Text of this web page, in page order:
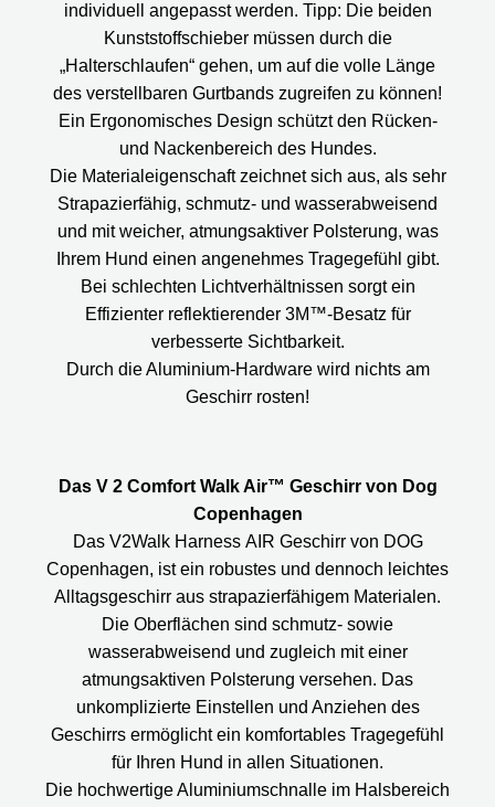
individuell angepasst werden. Tipp: Die beiden
Kunststoffschieber müssen durch die
„Halterschlaufen“ gehen, um auf die volle Länge
des verstellbaren Gurtbands zugreifen zu können!
Ein Ergonomisches Design schützt den Rücken-
und Nackenbereich des Hundes.
Die Materialeigenschaft zeichnet sich aus, als sehr
Strapazierfähig, schmutz- und wasserabweisend
und mit weicher, atmungsaktiver Polsterung, was
Ihrem Hund einen angenehmes Tragegefühl gibt.
Bei schlechten Lichtverhältnissen sorgt ein
Effizienter reflektierender 3M™-Besatz für
verbesserte Sichtbarkeit.
Durch die Aluminium-Hardware wird nichts am
Geschirr rosten!
Das V 2 Comfort Walk Air™ Geschirr von Dog
Copenhagen
Das V2Walk Harness AIR Geschirr von DOG
Copenhagen, ist ein robustes und dennoch leichtes
Alltagsgeschirr aus strapazierfähigem Materialen.
Die Oberflächen sind schmutz- sowie
wasserabweisend und zugleich mit einer
atmungsaktiven Polsterung versehen. Das
unkomplizierte Einstellen und Anziehen des
Geschirrs ermöglicht ein komfortables Tragegefühl
für Ihren Hund in allen Situationen.
Die hochwertige Aluminiumschnalle im Halsbereich